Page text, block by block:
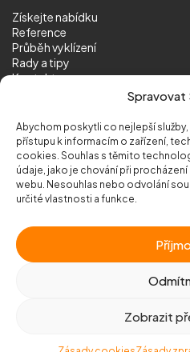
Spravovat
Abychom poskytli co nejlepší
přístupu k informacím o zařízení,
cookies. Souhlas s těmito
údaje, jako je chování při
webu. Nesouhlas nebo odvolání
určité vlastnosti a funkce.
Zobrazit
Získejte nabídku
Reference
Průběh vyklízení
Rady a tipy
Kontakt
© 2026 Vyklizeni.cz
Chráněno
Zavolejte nám